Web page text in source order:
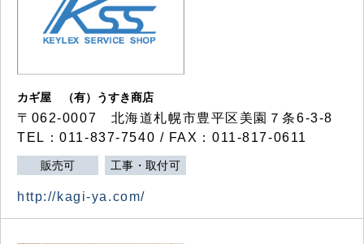
カギ屋 （有）うすき商店
〒062-0007 北海道札幌市豊平区美園７条6-3-8
TEL：011-837-7540 / FAX：011-817-0611
販売可 工事・取付可
http://kagi-ya.com/